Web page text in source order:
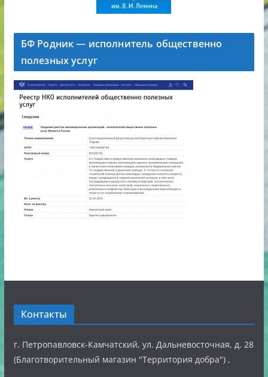
БФ Родник — исполнитель общественно
полезных услуг
Контакты
г. Петропавловск-Камчатский, ул. Дальневосточная, д. 28
(Благотворительный магазин "Территория добра") ,